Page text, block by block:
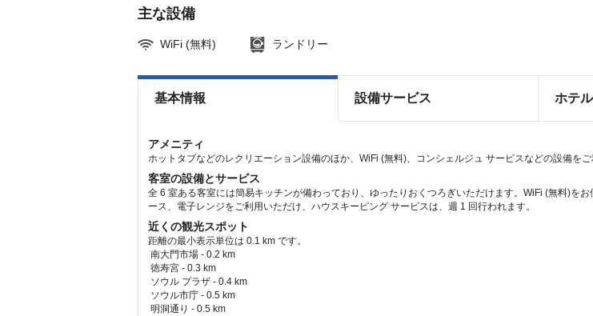
主な設備
WiFi (無料) ランドリー
基本情報 設備サービス ホテ
アメニティ
ホットタブなどのレクリエーション設備のほか、WiFi (無料)、コンシェルジュ サービスなどの設備をご
客室の設備とサービス
全 6 室ある客室には簡易キッチンが備わっており、ゆったりおくつろぎいただけます。WiFi (無料)を
ース、電子レンジをご利用いただけ、ハウスキーピング サービスは、週 1 回行われます。
近くの観光スポット
距離の最小表示単位は 0.1 km です。
南大門市場 - 0.2 km
徳寿宮 - 0.3 km
ソウル プラザ - 0.4 km
ソウル市庁 - 0.5 km
明洞通り - 0.5 km